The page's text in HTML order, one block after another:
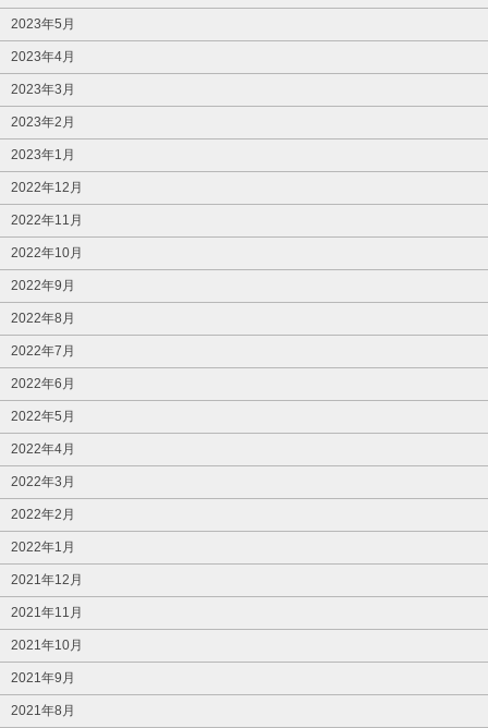
2023年5月
2023年4月
2023年3月
2023年2月
2023年1月
2022年12月
2022年11月
2022年10月
2022年9月
2022年8月
2022年7月
2022年6月
2022年5月
2022年4月
2022年3月
2022年2月
2022年1月
2021年12月
2021年11月
2021年10月
2021年9月
2021年8月